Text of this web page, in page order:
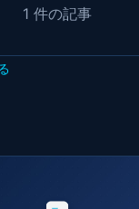
1 件の記事